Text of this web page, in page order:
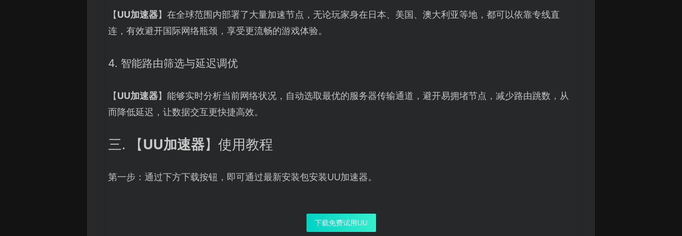
【UU加速器】在全球范围内部署了大量加速节点，无论玩家身在日本、美国、澳大利亚等地，都可以依靠专线直
连，有效避开国际网络瓶颈，享受更流畅的游戏体验。
4. 智能路由筛选与延迟调优
【UU加速器】能够实时分析当前网络状况，自动选取最优的服务器传输通道，避开易拥堵节点，减少路由跳数，从
而降低延迟，让数据交互更快捷高效。
三. 【UU加速器】使用教程
第一步：通过下方下载按钮，即可通过最新安装包安装UU加速器。
下载免费试用UU